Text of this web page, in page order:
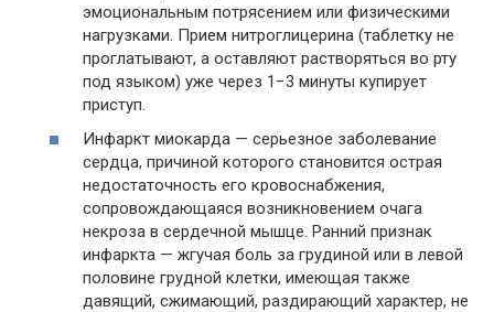
эмоциональным потрясением или физическими
нагрузками. Прием нитроглицерина (таблетку не
проглатывают, а оставляют растворяться во рту
под языком) уже через 1−3 минуты купирует
приступ.
Инфаркт миокарда — серьезное заболевание
сердца, причиной которого становится острая
недостаточность его кровоснабжения,
сопровождающаяся возникновением очага
некроза в сердечной мышце. Ранний признак
инфаркта — жгучая боль за грудиной или в левой
половине грудной клетки, имеющая также
давящий, сжимающий, раздирающий характер, не